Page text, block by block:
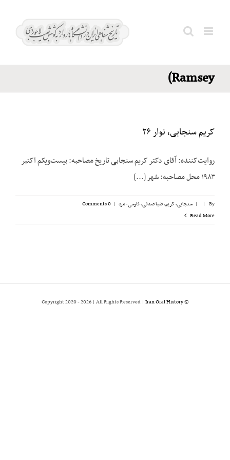
رمزی
Ramsey)
کریم سنجابی، نوار ۲۶
روایت‌‌کننده: آقای دکتر کریم سنجابی تاریخ مصاحبه: بیست‌‌ویکم اکتبر
۱۹۸۳ محل مصاحبه: شهر [...]
By
|
| سنجابی، کریم,ضیا صدقی,فارسی,مرد |
0 Comments
Read More
© Copyright 2020 -
2026 | All Rights Reserved | Iran Oral History